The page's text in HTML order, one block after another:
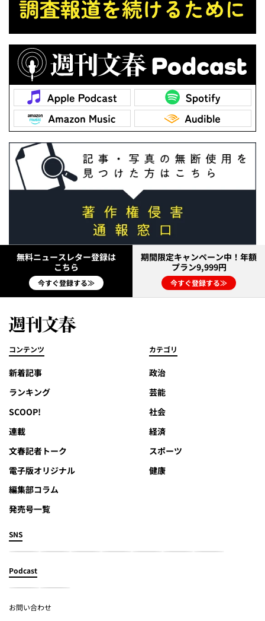
無料ニュースレター登録は
こちら
今すぐ登録する≫
期間限定キャンペーン中！年額
プラン9,999円
今すぐ登録する≫
コンテンツ
新着記事
ランキング
SCOOP!
連載
文春記者トーク
電子版オリジナル
編集部コラム
発売号一覧
カテゴリ
政治
芸能
社会
経済
スポーツ
健康
SNS
Podcast
お問い合わせ